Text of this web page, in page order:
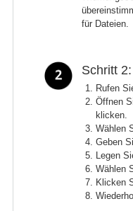
für Dateien.
Schritt
Rufen
Öffnen
klicken.
Wählen
Geben
Legen
Wählen
Klicken